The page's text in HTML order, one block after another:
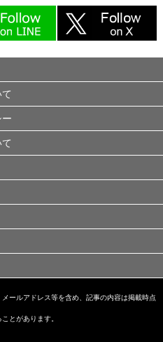
ールアドレス等を含め、記事の内容は掲載時点
とがあります。